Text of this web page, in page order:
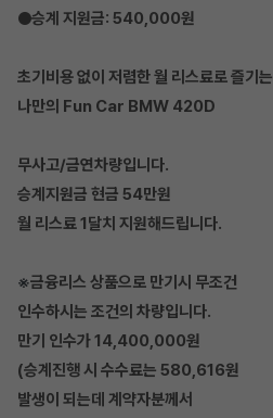
●승계 지원금: 540,000원
초기비용 없이 저렴한 월 리스료로 즐기는
나만의 Fun Car BMW 420D
무사고/금연차량입니다.
승계지원금 현금 54만원
월 리스료 1달치 지원해드립니다.
※금융리스 상품으로 만기시 무조건
인수하시는 조건의 차량입니다.
만기 인수가 14,400,000원
(승계진행 시 수수료는 580,616원
발생이 되는데 계약자분께서